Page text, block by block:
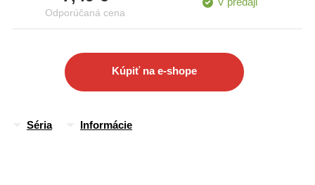
kniha zo série Príbehy Tonyho Wolfa
Odporúčaná cena
Kúpiť na e-shope
Séria Informácie